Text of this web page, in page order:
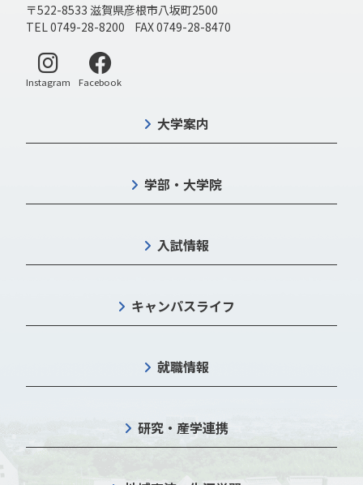
〒522-8533 滋賀県彦根市八坂町2500
TEL 0749-28-8200 FAX 0749-28-8470
Instagram 別ウィンドウで開く
Facebook別ウィンドウで開く
大学案内
学部・大学院
入試情報
キャンパスライフ
就職情報
研究・産学連携